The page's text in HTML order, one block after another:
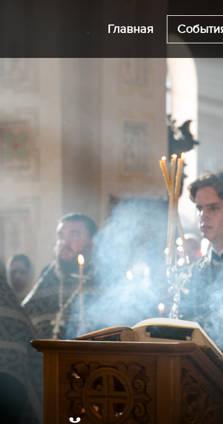
Главная